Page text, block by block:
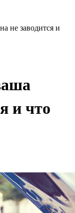
не заводится и
и что